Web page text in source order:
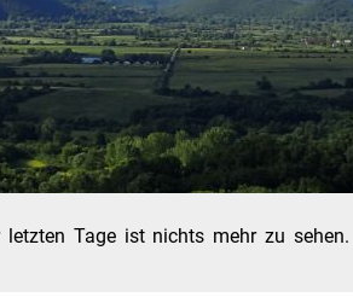
Tage ist nichts mehr zu